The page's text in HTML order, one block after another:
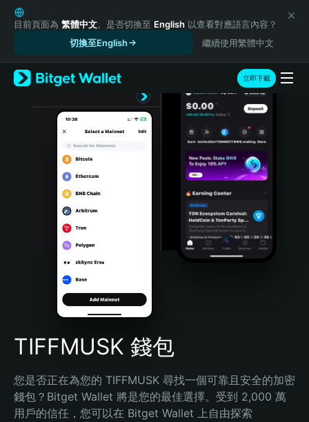
English
日本語
Русский
Español (Latinoamérica)
Türkçe
Português (Portugal)
Bahasa Indonesia
Português (Brasil)
Español (Argentina)
目前頁面為 繁體中文。是否切換至 English 以查看對應語言內容？
切換至English
繼續使用繁體中文
立即下載
TIFFMUSK 錢包
您是否正在為您的 TIFFMUSK 尋找一個可靠且安全的加密
錢包？Bitget Wallet 將是您的最佳選擇。受到 2,000 萬
用戶的信任，您可以在 Bitget Wallet 上自由探索